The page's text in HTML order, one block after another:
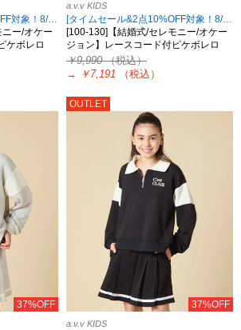
[タイムセール&2点10%OFF対象！8/17 8:59まで]
ー/オケー
ケボレロ
a.v.v KIDS
[タイムセール&2点10%OFF対象！8/17 8:59まで]
[100-130]【結婚式/セレモニー/オケー
ジョン】レースコード付ピケボレロ
￥9,990（税込）
→
￥7,191 （税込）
37%OFF
OUTLET
37%OFF
a.v.v KIDS